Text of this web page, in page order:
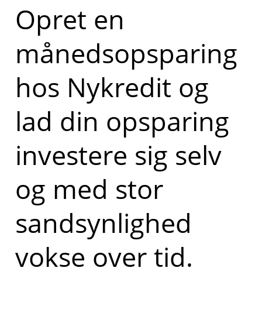
Opret en
månedsopsparing
hos Nykredit og
lad din opsparing
investere sig selv
og med stor
sandsynlighed
vokse over tid.